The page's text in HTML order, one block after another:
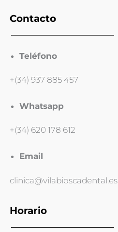
Contacto
Teléfono
+(34) 937 885 457
Whatsapp
+(34) 620 178 612
Email
clinica@vilabioscadental.es
Horario